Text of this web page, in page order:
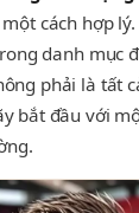
cách hợp
danh mục
phải là tất
bắt đầu với